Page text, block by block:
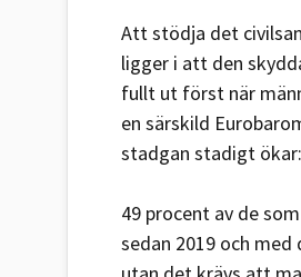
Att stödja det
ligger i att den
fullt ut först när
en särskild
stadgan stadigt ökar:
49 procent av de
sedan 2019 och